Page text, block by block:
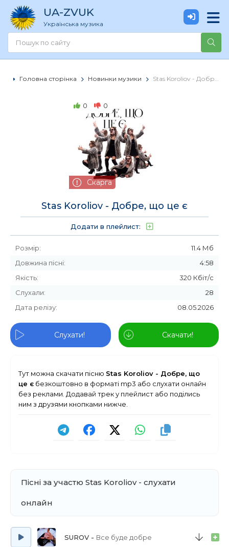
UA-ZVUK
Українська музика
Головна сторінка Новинки музики Stas Koroliov - Добре, що це є
0 0
Скарга
Stas Koroliov - Добре, що це є
Додати в плейлист:
Розмір:
11.4 Мб
Довжина пісні:
4:58
Якість:
320 Кбіт/с
Слухали:
28
Дата релізу:
08.05.2026
Слухати! Скачати!
Тут можна скачати пісню Stas Koroliov - Добре, що
це є безкоштовно в форматі mp3 або слухати онлайн
без реклами. Додавай трек у плейлист або поділись
ним з друзями кнопками нижче.
Пісні за участю Stas Koroliov - слухати
онлайн
SUROV Все буде добре